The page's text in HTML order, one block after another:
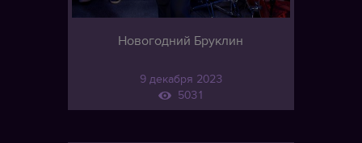
Новогодний Бруклин
9 декабря 2023
5031